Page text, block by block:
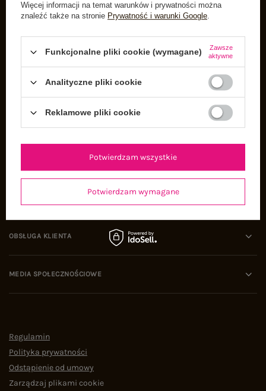
INFORMACJE O BUTIK
Listy zakupowe
Lista zakupionych produktów
Historia transakcji
OBSŁUGA KLIENTA
MEDIA SPOŁECZNOŚCIOWE
Regulamin
Polityka prywatności
Odstąpienie od umowy
Zarządzaj plikami cookie
Więcej informacji na temat warunków i prywatności można
znaleźć także na stronie Prywatność i warunki Google.
Funkcjonalne pliki cookie (wymagane)
Zawsze
aktywne
Analityczne pliki cookie
Reklamowe pliki cookie
Potwierdzam wymagane
Potwierdzam wszystkie